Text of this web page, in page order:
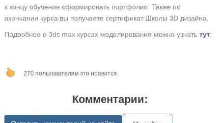
к концу обучения сформировать портфолио. Также по
окончании курса вы получаете сертификат Школы 3D дизайна.
Подробнее о 3ds max курсах моделирования можно узнать тут.
270 пользователям это нравится.
Комментарии: